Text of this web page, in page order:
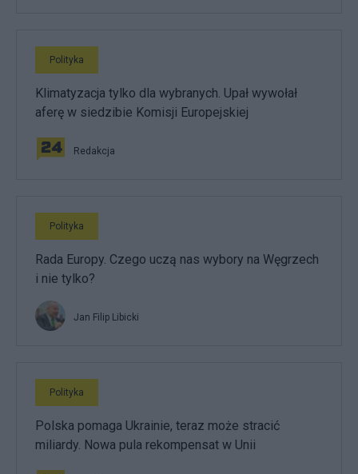
Polityka
Klimatyzacja tylko dla wybranych. Upał wywołał
aferę w siedzibie Komisji Europejskiej
Redakcja
Polityka
Rada Europy. Czego uczą nas wybory na Węgrzech
i nie tylko?
Jan Filip Libicki
Polityka
Polska pomaga Ukrainie, teraz może stracić
miliardy. Nowa pula rekompensat w Unii